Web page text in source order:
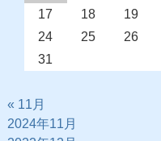
17
18 19
24
25 26
31
« 11月
2024年11月